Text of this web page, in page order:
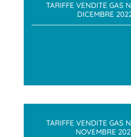
TARIFFE VENDITE GAS
DICEMBRE
TARIFFE VENDITE GAS
NOVEMBRE